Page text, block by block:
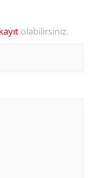
kayıt olabilirsiniz.